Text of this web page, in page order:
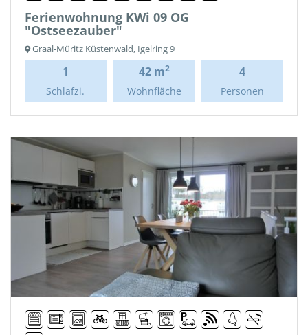
Ferienwohnung KWi 09 OG
"Ostseezauber"
Graal-Müritz Küstenwald, Igelring 9
1
Schlafzi.
42 m2
Wohnfläche
4
Personen